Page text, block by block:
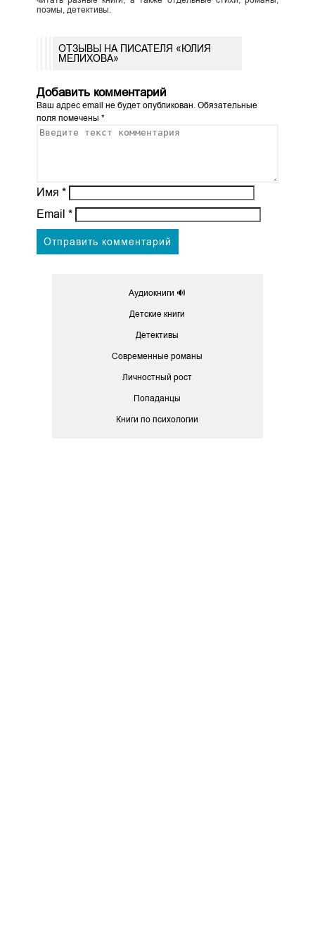
поэмы, детективы.
ОТЗЫВЫ НА ПИСАТЕЛЯ «ЮЛИЯ
МЕЛИХОВА»
Добавить комментарий
Ваш адрес email не будет опубликован.Обязательные
поля помечены *
Имя *
Email *
Аудиокниги 🔊
Детские книги
Детективы
Современные романы
Личностный рост
Попаданцы
Книги по психологии